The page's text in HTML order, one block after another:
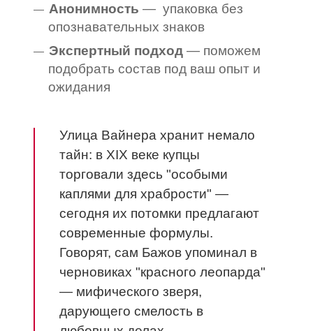
Анонимность — упаковка без
опознавательных знаков
Экспертный подход — поможем
подобрать состав под ваш опыт и
ожидания
Улица Вайнера хранит немало
тайн: в XIX веке купцы
торговали здесь "особыми
каплями для храбрости" —
сегодня их потомки предлагают
современные формулы.
Говорят, сам Бажов упоминал в
черновиках "красного леопарда"
— мифического зверя,
дарующего смелость в